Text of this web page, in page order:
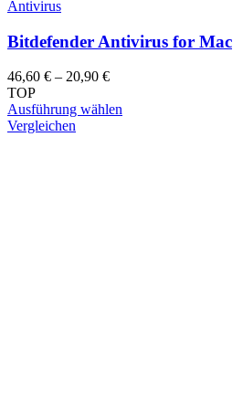
Antivirus
Bitdefender Antivirus for Mac
46,60 € – 20,90 €
TOP
Ausführung wählen
Vergleichen